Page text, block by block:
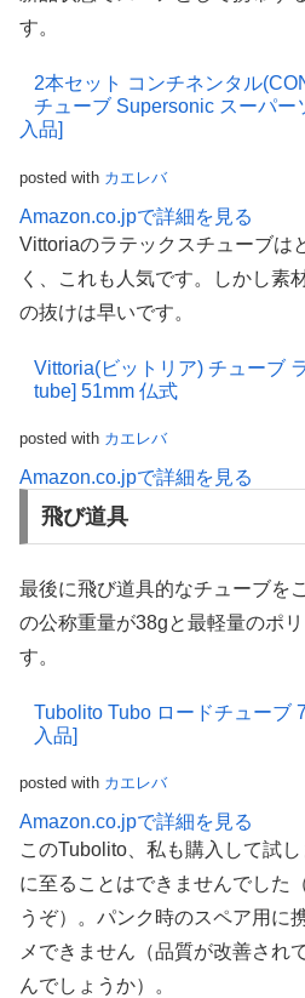
す。
2本セット コンチネンタル
チューブ Supersonic スーパー
入品]
posted with カエレバ
Amazon.co.jpで詳細を見る
Vittoriaのラテックスチューブは
く、これも人気です。しかし素
の抜けは早いです。
Vittoria(ビットリア) チューブ
tube] 51mm 仏式
posted with カエレバ
Amazon.co.jpで詳細を見る
飛び道具
最後に飛び道具的なチューブを
の公称重量が38gと最軽量のポ
す。
Tubolito Tubo ロードチューブ
入品]
posted with カエレバ
Amazon.co.jpで詳細を見る
このTubolito、私も購入して試
に至ることはできませんでした
うぞ）。パンク時のスペア用に
メできません（品質が改善され
んでしょうか）。